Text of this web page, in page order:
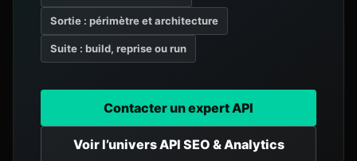
Sortie : périmètre et architecture
Suite : build, reprise ou run
Contacter un expert API
Voir l’univers API SEO & Analytics